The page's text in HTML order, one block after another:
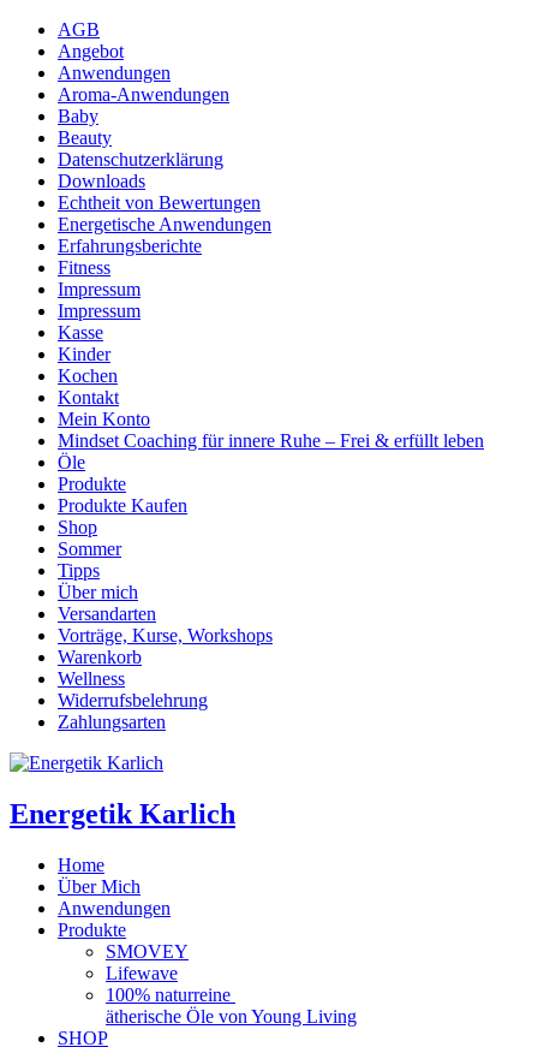
AGB
Angebot
Anwendungen
Aroma-Anwendungen
Baby
Beauty
Datenschutzerklärung
Downloads
Echtheit von Bewertungen
Energetische Anwendungen
Erfahrungsberichte
Fitness
Impressum
Impressum
Kasse
Kinder
Kochen
Kontakt
Mein Konto
Mindset Coaching für innere Ruhe – Frei & erfüllt leben
Öle
Produkte
Produkte Kaufen
Shop
Sommer
Tipps
Über mich
Versandarten
Vorträge, Kurse, Workshops
Warenkorb
Wellness
Widerrufsbelehrung
Zahlungsarten
Energetik Karlich
Home
Über Mich
Anwendungen
Produkte
SMOVEY
Lifewave
100% naturreine
ätherische Öle von Young Living
SHOP